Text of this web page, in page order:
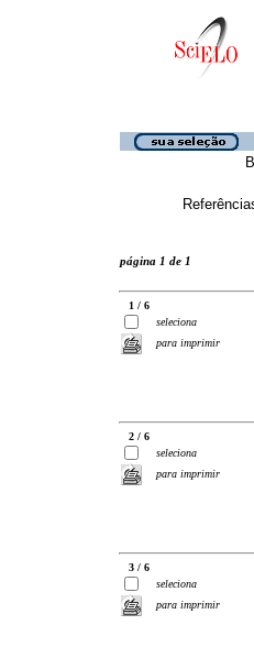
página 1 de 1
1 / 6
seleciona
para imprimir
2 / 6
seleciona
para imprimir
3 / 6
seleciona
para imprimir